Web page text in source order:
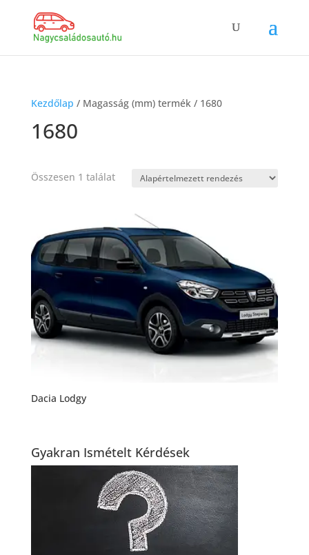
Kezdőlap / Magasság (mm) termék / 1680
1680
Összesen 1 találat
Dacia Lodgy
Gyakran Ismételt Kérdések